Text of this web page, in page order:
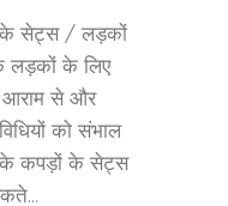
के सेट्स / लड़कों
लड़कों के लिए
आराम से और
को संभाल
के कपड़ों के सेट्स